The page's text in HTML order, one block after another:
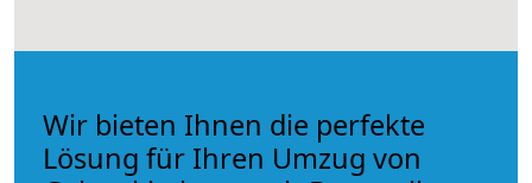
Wir bieten Ihnen die perfekte
Lösung für Ihren Umzug von